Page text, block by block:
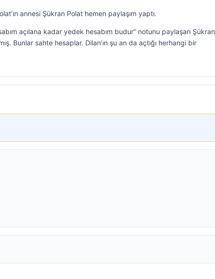
annesi Şükran Polat hemen paylaşım yaptı.
açılana kadar yedek hesabım budur” notunu paylaşan Şükran
Bunlar sahte hesaplar. Dilan’ın şu an da açtığı herhangi bir